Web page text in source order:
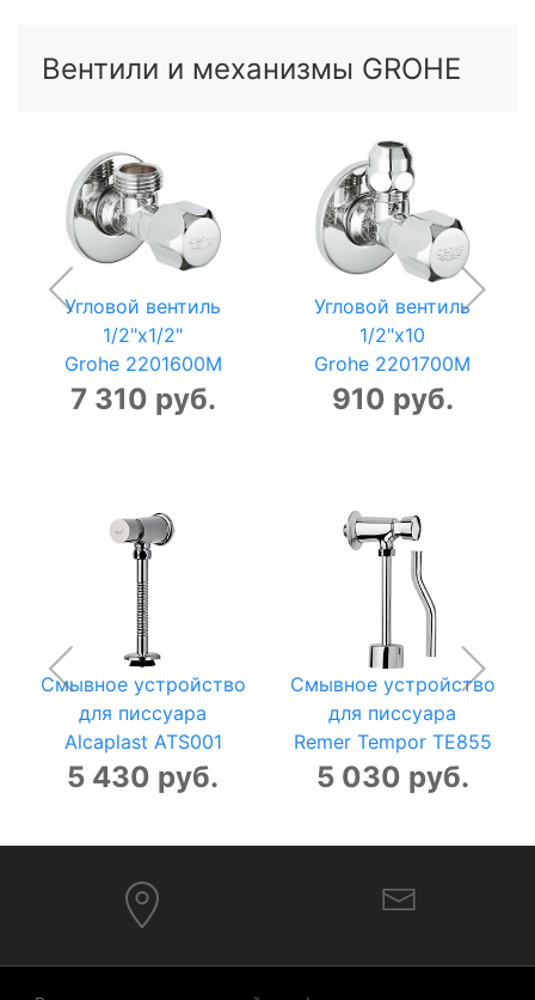
Вентили и механизмы GROHE
Угловой вентиль
1/2"x1/2"
Grohe 2201600M
7 310 руб.
Угловой вентиль
1/2"x10
Grohe 2201700M
910 руб.
Смывное устройство
для писсуара
Alcaplast ATS001
5 430 руб.
Смывное устройство
для писсуара
Remer Tempor TE855
5 030 руб.